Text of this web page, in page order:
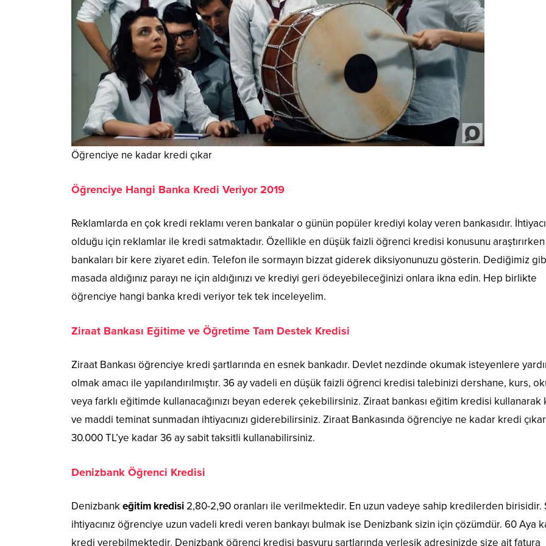
Öğrenciye ne kadar kredi çıkar
Öğrenciye Hangi Banka Kredi Veriyor 2019
Reklamlarda en çok kredi reklamı veren bankalar o günün popüler krediyi kolay veren bankasıdır. İhtiyacı
olduğu için reklamlar ile kredi satmaktadır. Özellikle en düşük faizli öğrenci kredisi konusunu
bankaları bir kere ziyaret edin. Telefon ile sormayın bizzat giderek diksiyonunuzu gösterin. Dediğimiz
masada aldığınız parayı ne için aldığınızı ve krediyi geri ödeyebileceğinizi onlara ikna edin. Hep birlikte
öğrenciye hangi banka kredi veriyor tek tek inceleyelim.
Ziraat Bankası Eğitime ve Öğretime Tam Destek Kredisi
Ziraat Bankası öğrenciye kredi şartlarında en esnek bankadır. Devlet nezdinde okumak isteyenlere
olmak amacı ile yapılandırılmıştır. 36 ay vadeli en düşük faizli öğrenci kredisi talebinizi dershane, kurs,
veya farklı eğitimde kullanacağınızı beyan ederek çekebilirsiniz. Ziraat bankası eğitim kredisi kullanarak
ve maddi teminat sunmadan ihtiyacınızı giderebilirsiniz. Ziraat Bankasında öğrenciye ne kadar kredi
30.000 TL’ye kadar 36 ay sabit taksitli kullanabilirsiniz.
Denizbank Öğrenci Kredisi
Denizbankeğitim kredisi 2,80-2,90 oranları ile verilmektedir. En uzun vadeye sahip kredilerden birisidir.
ihtiyacınız öğrenciye uzun vadeli kredi veren bankayı bulmak ise Denizbank sizin için çözümdür. 60 Aya
kredi verebilmektedir. Denizbank öğrenci kredisi başvuru şartlarında yerleşik adresinizde size ait fatura